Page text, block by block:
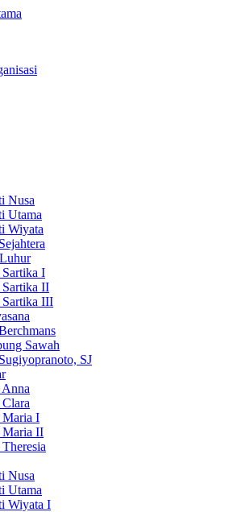
Nusa
Utama
Wiyata
I
II
III
Sawah
SJ
Anna
Clara
Maria I
Maria II
Theresia
Nusa
Utama
Wiyata I